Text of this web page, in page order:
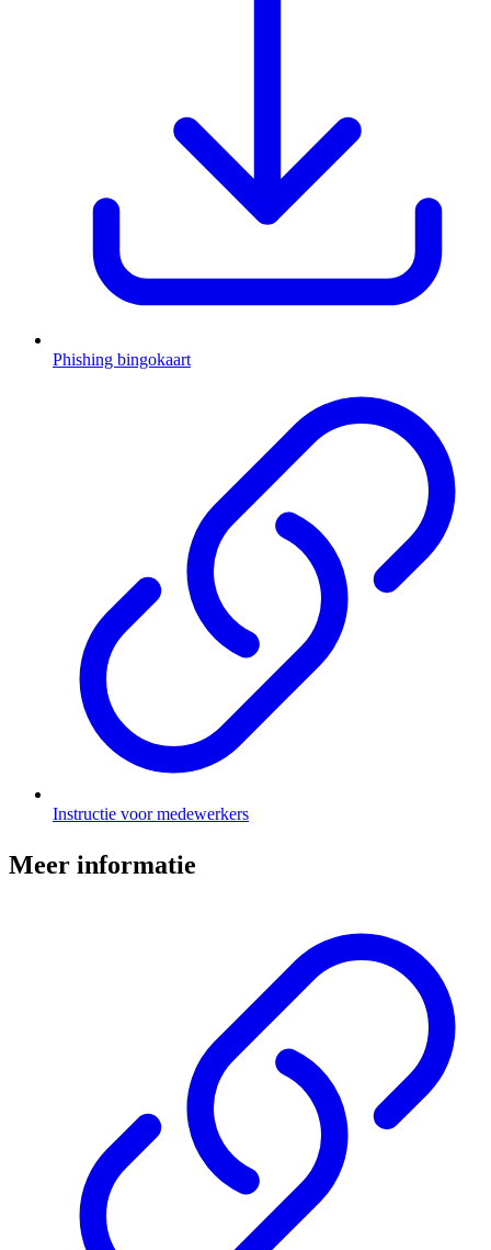
Phishing bingokaart
Instructie voor medewerkers
Meer informatie